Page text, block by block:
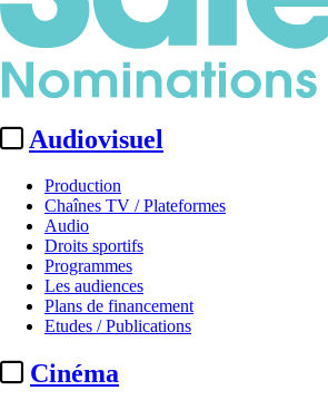
Audiovisuel
Production
Chaînes TV / Plateformes
Audio
Droits sportifs
Programmes
Les audiences
Plans de financement
Etudes / Publications
Cinéma